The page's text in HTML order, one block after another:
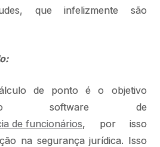
que infelizmente são
de ponto é o objetivo
software de
de funcionários, por isso
na segurança jurídica. Isso